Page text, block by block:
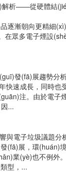
解析——從硬體結
逐漸朝向更精細
在眾多電子煙設
發(fā)展趨勢分
快速成長，同時也
注。由於電子
...
與電子垃圾議題分
(fā)展，環(huán)
業(yè)也不例外
型，...